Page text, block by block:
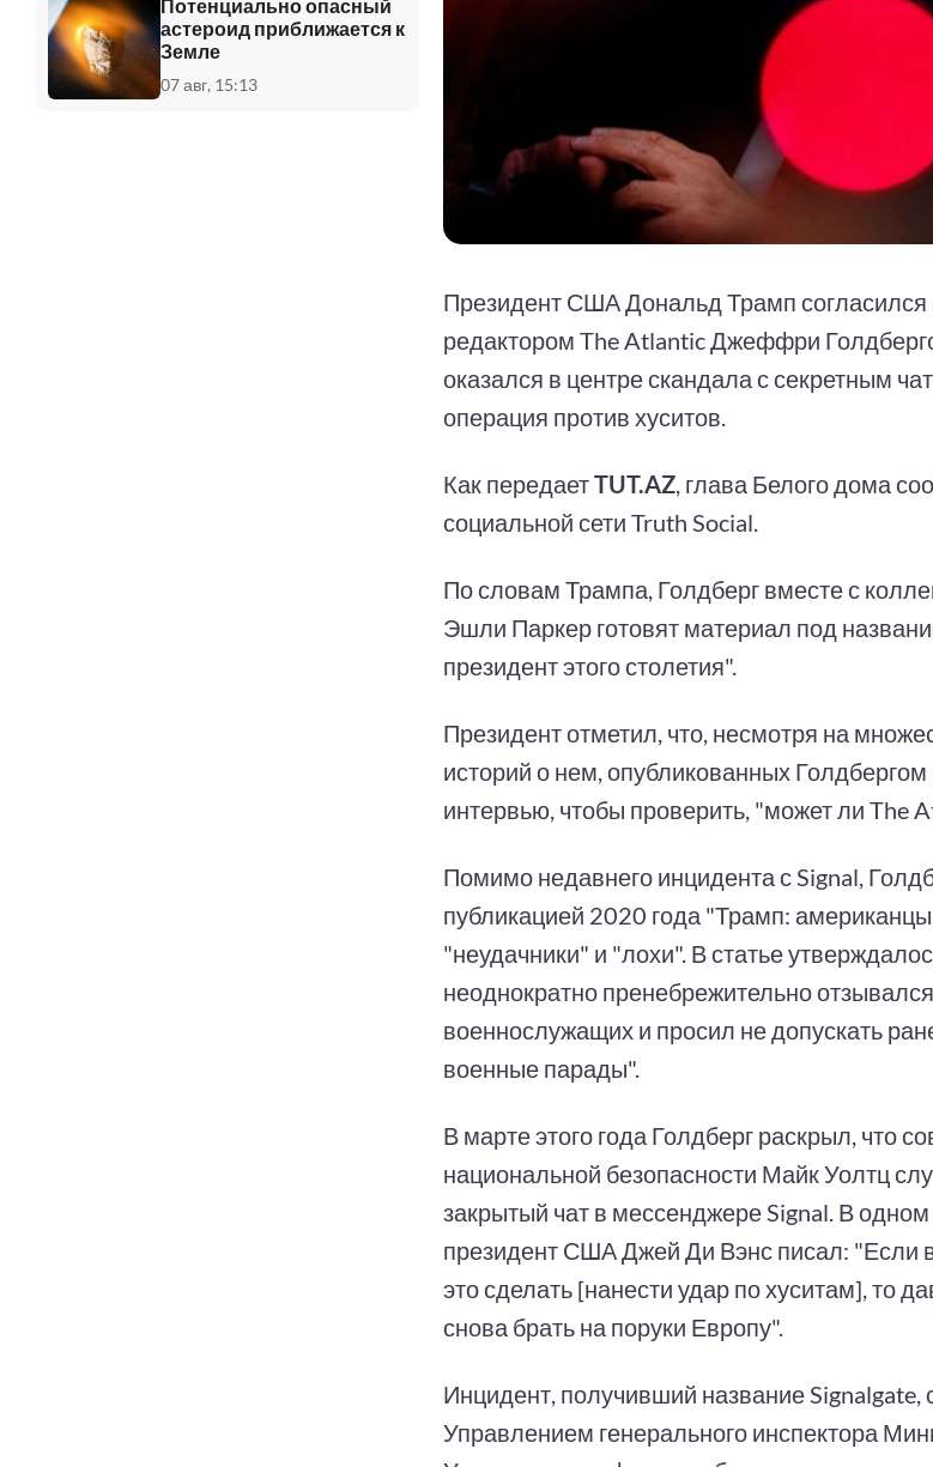
Потенциально опасный
астероид приближается к
Земле
07 авг, 15:13
Президент США Дональд Трамп согласился
редактором The Atlantic Джеффри
оказался в центре скандала с секретным
операция против хуситов.
Как передаетTUT.AZ , глава Белого дома
социальной сети Truth Social.
По словам Трампа, Голдберг вместе с
Эшли Паркер готовят материал под
президент этого столетия".
Президент отметил, что, несмотря на
историй о нем, опубликованных
интервью, чтобы проверить, "может ли The
Помимо недавнего инцидента с Signal,
публикацией 2020 года "Трамп:
"неудачники" и "лохи". В статье
неоднократно пренебрежительно
военнослужащих и просил не допускать
военные парады".
В марте этого года Голдберг раскрыл, что
национальной безопасности Майк Уолтц
закрытый чат в мессенджере Signal. В
президент США Джей Ди Вэнс писал: "Если
это сделать [нанести удар по хуситам], то
снова брать на поруки Европу".
Инцидент, получивший название Signalgate,
Управлением генерального инспектора